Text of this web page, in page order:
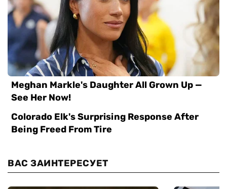
ВАС ЗАИНТЕРЕСУЕТ